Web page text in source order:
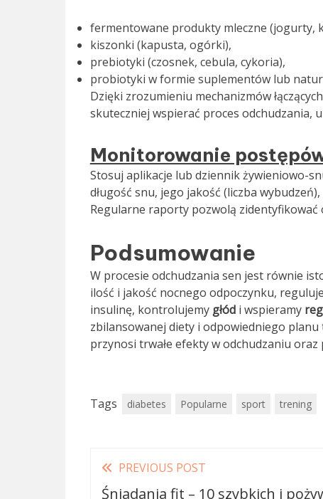
fermentowane produkty mleczne (jogurty,
kiszonki (kapusta, ogórki),
prebiotyki (czosnek, cebula, cykoria),
probiotyki w formie suplementów lub
Dzięki zrozumieniu mechanizmów łączących
skuteczniej wspierać proces odchudzania,
Monitorowanie
Stosuj aplikacje lub dziennik żywieniowo-
długość snu, jego jakość (liczba
Regularne raporty pozwolą zidentyfikować
Podsumowanie
W procesie odchudzania sen jest równie
ilość i jakość nocnego odpoczynku,
insulinę, kontrolujemy głódi wspieramy
zbilansowanej diety i odpowiedniego
przynosi trwałe efekty w odchudzaniu
Tags diabetes Popularne sport trening
Read
more
PREVIOUS POST
Śniadania fit – 10 szybkich i